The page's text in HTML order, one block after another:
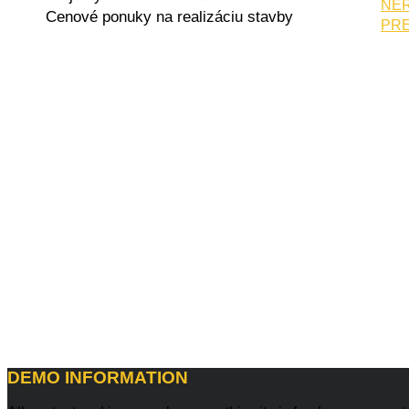
Cenové ponuky na realizáciu stavby
DEMO INFORMATION